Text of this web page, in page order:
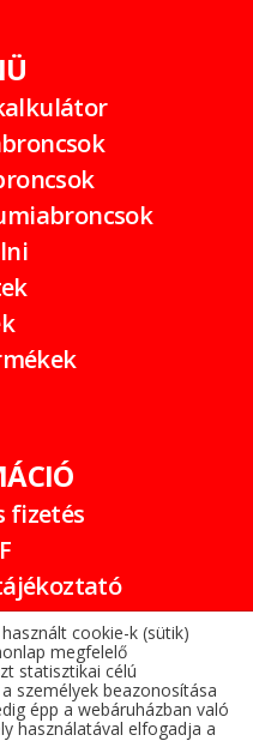
fizetés
cookie-k (sütik)
megfelelő
statisztikai célú
személyek beazonosítása
épp a webáruházban való
használatával elfogadja a